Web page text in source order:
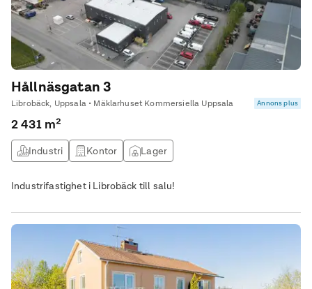
Hållnäsgatan 3
Librobäck, Uppsala • Mäklarhuset Kommersiella Uppsala Annons plus
2 431 m²
Industri Kontor Lager
Industrifastighet i Librobäck till salu!